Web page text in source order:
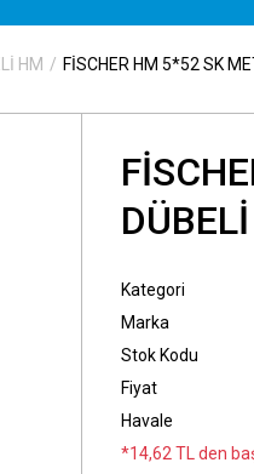
HM FİSCHER HM 5*52 SK
DÜBELİ
Kategori
Marka
Stok Kodu
Fiyat
Havale
*14,62 TL den